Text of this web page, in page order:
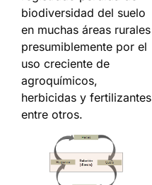
biodiversidad del suelo
en muchas áreas rurales
presumiblemente por el
uso creciente de
agroquímicos,
herbicidas y fertilizantes
entre otros.